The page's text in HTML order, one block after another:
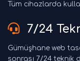
Tüm cihazlarda
7/24
Gümüşhane web
sonrası 7/24 teknik